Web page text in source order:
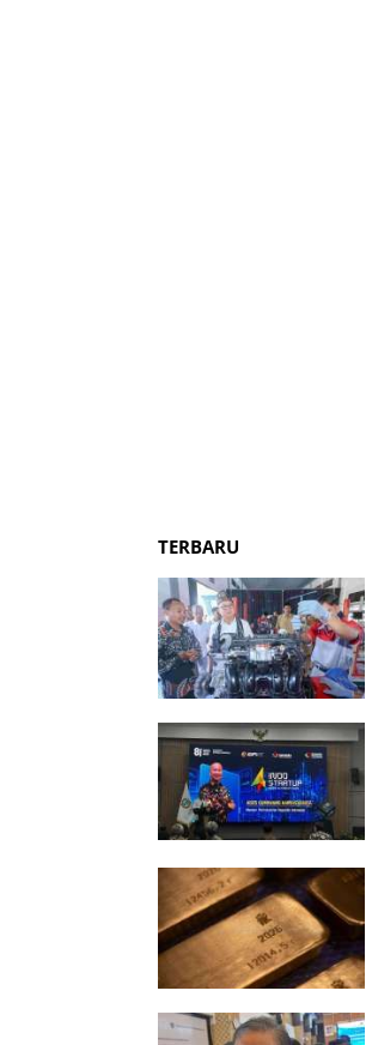
TERBARU